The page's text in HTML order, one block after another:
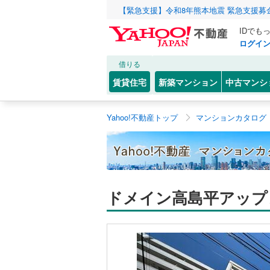
【緊急支援】令和8年熊本地震 緊急支援
IDでも
ログイン
借りる
賃貸住宅 新築マンション 中古マンシ
Yahoo!不動産トップ マンションカタログ
ドメイン高島平アッ